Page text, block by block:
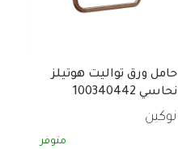
حامل ورق تواليت هوتيلز
نحاسي 100340442
نوكين
متوفر